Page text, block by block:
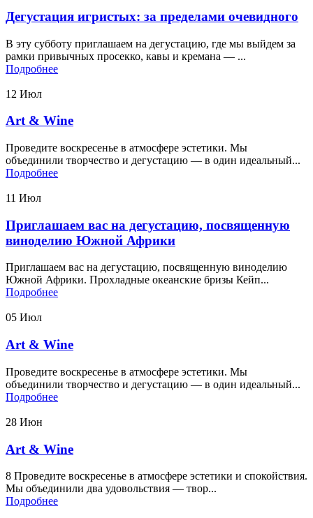
Дегустация игристых: за пределами очевидного
В эту субботу приглашаем на дегустацию, где мы выйдем за
рамки привычных просекко, кавы и кремана — ...
Подробнее
12 Июл
Art & Wine
Проведите воскресенье в атмосфере эстетики. Мы
объединили творчество и дегустацию — в один идеальный...
Подробнее
11 Июл
Приглашаем вас на дегустацию, посвященную
виноделию Южной Африки
Приглашаем вас на дегустацию, посвященную виноделию
Южной Африки. Прохладные океанские бризы Кейп...
Подробнее
05 Июл
Art & Wine
Проведите воскресенье в атмосфере эстетики. Мы
объединили творчество и дегустацию — в один идеальный...
Подробнее
28 Июн
Art & Wine
8 Проведите воскресенье в атмосфере эстетики и спокойствия.
Мы объединили два удовольствия — твор...
Подробнее